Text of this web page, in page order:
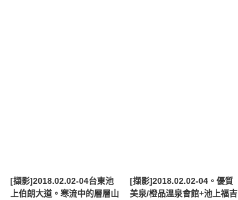
[擷影]2018.02.02-04台東池
上伯朗大道。寒流中的層層山
[擷影]2018.02.02-04。優質
美泉/橙品溫泉會館+池上福吉